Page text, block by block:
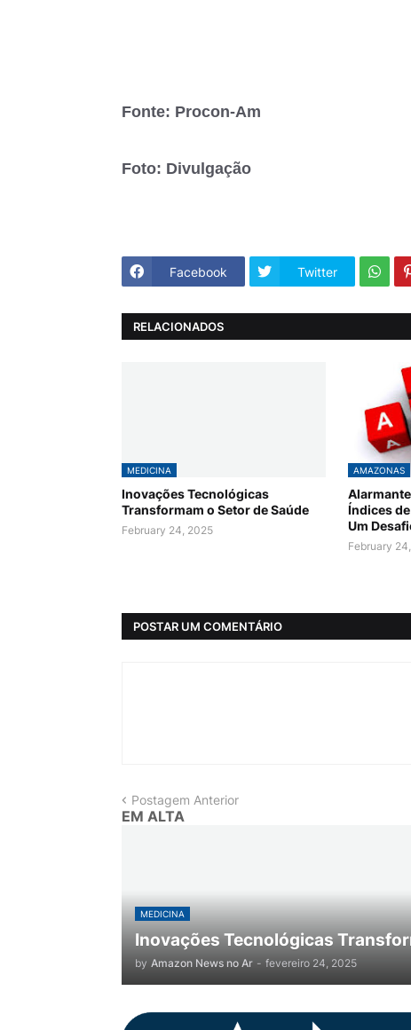
Fonte: Procon-Am
Foto: Divulgação
Facebook Twitter
RELACIONADOS
MEDICINA
Inovações Tecnológicas
Transformam o Setor de Saúde
February 24, 2025
AMAZONAS
Índices
Um
February
POSTAR UM COMENTÁRIO
Postagem Anterior
EM ALTA
MEDICINA
Inovações Tecnológicas
by Amazon News no Ar - fevereiro 24, 2025